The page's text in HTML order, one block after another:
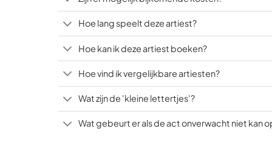
Hoe lang speelt deze artiest?
Hoe kan ik deze artiest boeken?
Hoe vind ik vergelijkbare artiesten?
Wat zijn de 'kleine lettertjes'?
Wat gebeurt er als de act onverwacht niet kan